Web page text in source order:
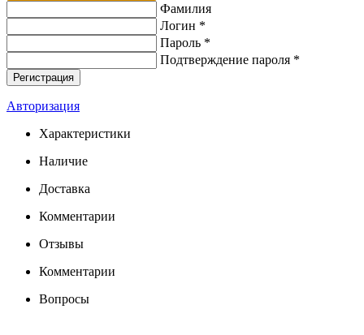
Фамилия
Логин *
Пароль *
Подтверждение пароля *
Авторизация
Характеристики
Наличие
Доставка
Комментарии
Отзывы
Комментарии
Вопросы